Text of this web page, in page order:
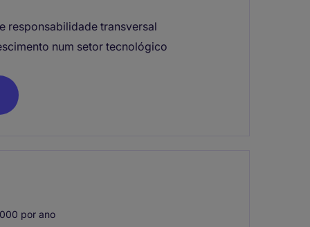
responsabilidade transversal
num setor tecnológico
por ano